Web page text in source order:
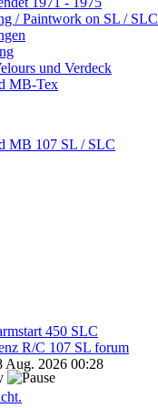
/ Paintwork on SL / SLC
und Verdeck
MB-Tex
450 SLC
R/C 107 SL forum
Aug. 2026 00:28